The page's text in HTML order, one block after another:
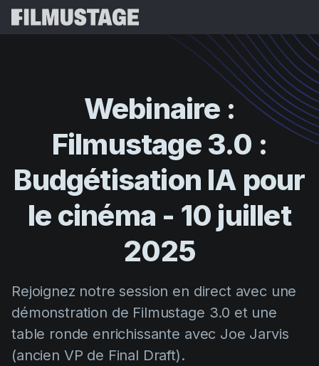
Storyboards & Shot Lists
Shooting Schedules
VFX Breakdown
Script Analysis
Feuilles de service
All
Budgeting
Cinemagic
Education
Events
Ressources
Témoignages clients
Programme de parrainage
Webinaires et événements
Vidéos
Cas d'usage
Rechercher
Webinaire :
Filmustage 3.0 :
Budgétisation IA pour
le cinéma - 10 juillet
2025
Rejoignez notre session en direct avec une
démonstration de Filmustage 3.0 et une
table ronde enrichissante avec Joe Jarvis
(ancien VP de Final Draft).